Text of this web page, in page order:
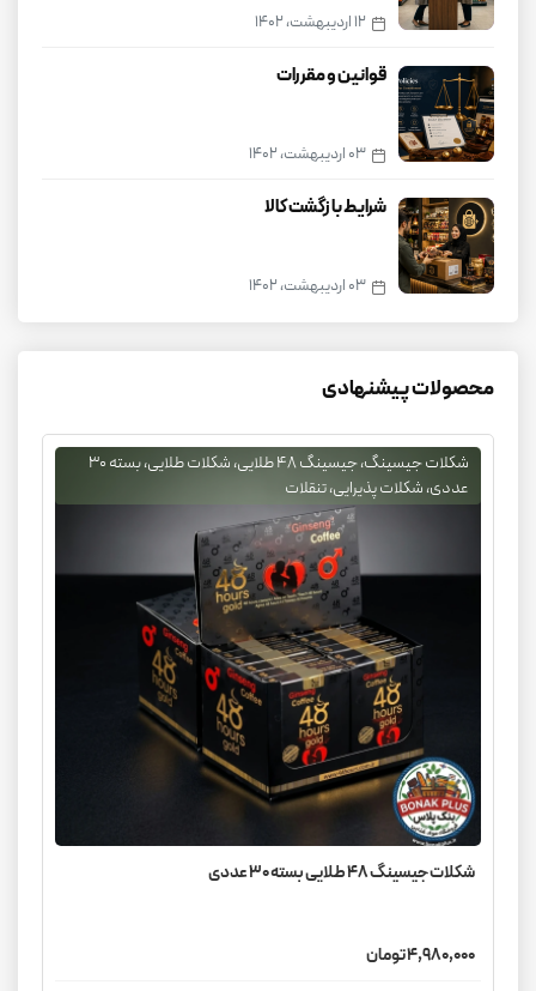
12 اردیبهشت، 1402
قوانین و مقررات
03 اردیبهشت، 1402
شرایط بازگشت کالا
03 اردیبهشت، 1402
محصولات پیشنهادی
شکلات جیسینگ، جیسینگ ۴۸ طلایی، شکلات طلایی، بسته ۳۰
عددی، شکلات پذیرایی، تنقلات
شکلات جیسینگ ۴۸ طلایی بسته ۳۰ عددی
4,980,000 تومان